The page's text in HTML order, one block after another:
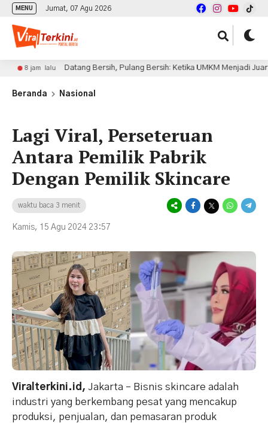
MENU Jumat, 07 Agu 2026
Datang Bersih, Pulang Bersih: Ketika UMKM Menjadi Juara di Piala
Beranda Nasional
Lagi Viral, Perseteruan
Antara Pemilik Pabrik
Dengan Pemilik Skincare
waktu baca 3 menit
Kamis, 15 Agu 2024 23:57
Viralterkini.id, Jakarta – Bisnis skincare adalah
industri yang berkembang pesat yang mencakup
produksi, penjualan, dan pemasaran produk